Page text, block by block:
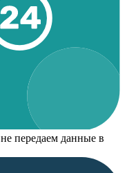
передаем данные в